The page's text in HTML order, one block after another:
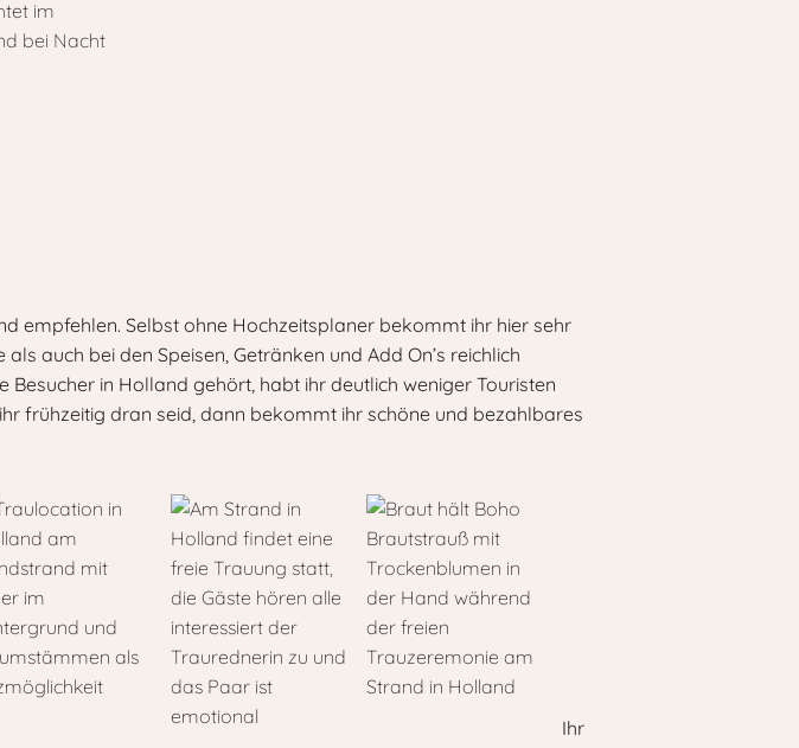
empfehlen. Selbst ohne Hochzeitsplaner bekommt ihr hier sehr
auch bei den Speisen, Getränken und Add On’s reichlich
in Holland gehört, habt ihr deutlich weniger Touristen
frühzeitig dran seid, dann bekommt ihr schöne und bezahlbares
Ihr